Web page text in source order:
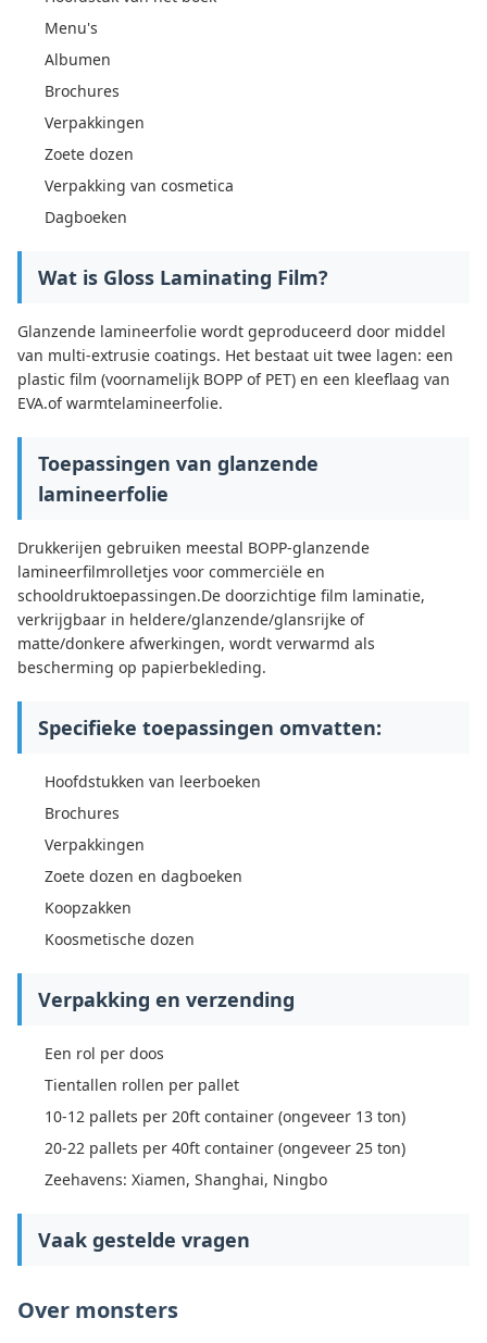
Menu's
Albumen
Brochures
Verpakkingen
Zoete dozen
Verpakking van cosmetica
Dagboeken
Wat is Gloss Laminating Film?
Glanzende lamineerfolie wordt geproduceerd door middel
van multi-extrusie coatings. Het bestaat uit twee lagen: een
plastic film (voornamelijk BOPP of PET) en een kleeflaag van
EVA.of warmtelamineerfolie.
Toepassingen van glanzende
lamineerfolie
Drukkerijen gebruiken meestal BOPP-glanzende
lamineerfilmrolletjes voor commerciële en
schooldruktoepassingen.De doorzichtige film laminatie,
verkrijgbaar in heldere/glanzende/glansrijke of
matte/donkere afwerkingen, wordt verwarmd als
bescherming op papierbekleding.
Specifieke toepassingen omvatten:
Hoofdstukken van leerboeken
Brochures
Verpakkingen
Zoete dozen en dagboeken
Koopzakken
Koosmetische dozen
Verpakking en verzending
Een rol per doos
Tientallen rollen per pallet
10-12 pallets per 20ft container (ongeveer 13 ton)
20-22 pallets per 40ft container (ongeveer 25 ton)
Zeehavens: Xiamen, Shanghai, Ningbo
Vaak gestelde vragen
Over monsters